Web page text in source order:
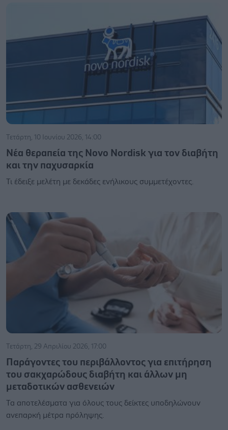
Τετάρτη, 10 Ιουνίου 2026, 14:00
Νέα θεραπεία της Novo Nordisk για τον διαβήτη
και την παχυσαρκία
Τι έδειξε μελέτη με δεκάδες ενήλικους συμμετέχοντες.
Τετάρτη, 29 Απριλίου 2026, 17:00
Παράγοντες του περιβάλλοντος για επιτήρηση
του σακχαρώδους διαβήτη και άλλων μη
μεταδοτικών ασθενειών
Τα αποτελέσματα για όλους τους δείκτες υποδηλώνουν
ανεπαρκή μέτρα πρόληψης.